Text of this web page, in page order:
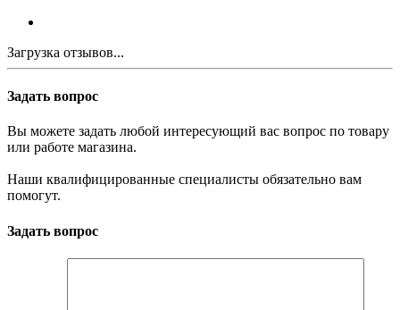
Загрузка отзывов...
Задать вопрос
Вы можете задать любой интересующий вас вопрос по товару
или работе магазина.
Наши квалифицированные специалисты обязательно вам
помогут.
Задать вопрос